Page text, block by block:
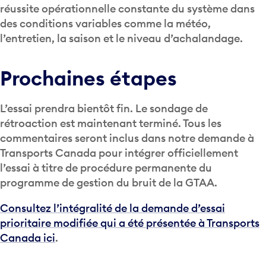
réussite opérationnelle constante du système dans
des conditions variables comme la météo,
l’entretien, la saison et le niveau d’achalandage.
Prochaines étapes
L’essai prendra bientôt fin. Le sondage de
rétroaction est maintenant terminé. Tous les
commentaires seront inclus dans notre demande à
Transports Canada pour intégrer officiellement
l’essai à titre de procédure permanente du
programme de gestion du bruit de la GTAA.
Consultez l’intégralité de la demande d’essai
prioritaire modifiée qui a été présentée à Transports
Canada ici.